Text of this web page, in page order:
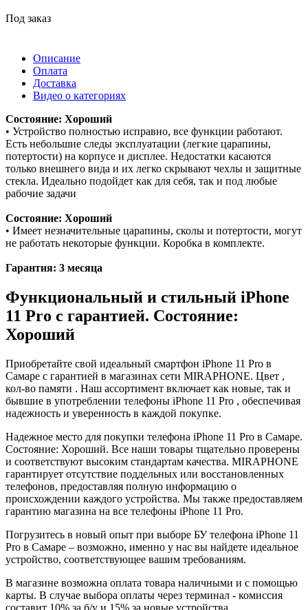
Под заказ
Описание
Оплата
Доставка
Видео о категориях
Состояние: Хороший
• Устройство полностью исправно, все функции работают.
Есть небольшие следы эксплуатации (легкие царапины,
потертости) на корпусе и дисплее. Недостатки касаются
только внешнего вида и их легко скрывают чехлы и защитные
стекла. Идеально подойдет как для себя, так и под любые
рабочие задачи
Состояние: Хороший
• Имеет незначительные царапины, сколы и потертости, могут
не работать некоторые функции. Коробка в комплекте.
Гарантия: 3 месяца
Функциональный и стильный iPhone
11 Pro с гарантией. Состояние:
Хороший
Приобретайте свой идеальный смартфон iPhone 11 Pro в
Самаре с гарантией в магазинах сети MIRAPHONE. Цвет ,
кол-во памяти . Наш ассортимент включает как новые, так и
бывшие в употреблении телефоны iPhone 11 Pro , обеспечивая
надежность и уверенность в каждой покупке.
Надежное место для покупки телефона iPhone 11 Pro в Самаре.
Состояние: Хороший. Все наши товары тщательно проверены
и соответствуют высоким стандартам качества. MIRAPHONE
гарантирует отсутствие поддельных или восстановленных
телефонов, предоставляя полную информацию о
происхождении каждого устройства. Мы также предоставляем
гарантию магазина на все телефоны iPhone 11 Pro.
Погрузитесь в новый опыт при выборе БУ телефона iPhone 11
Pro в Самаре – возможно, именно у нас вы найдете идеальное
устройство, соответствующее вашим требованиям.
В магазине возможна оплата товара наличными и с помощью
карты. В случае выбора оплаты через терминал - комиссия
составит 10% за б/у и 15% за новые устройства.